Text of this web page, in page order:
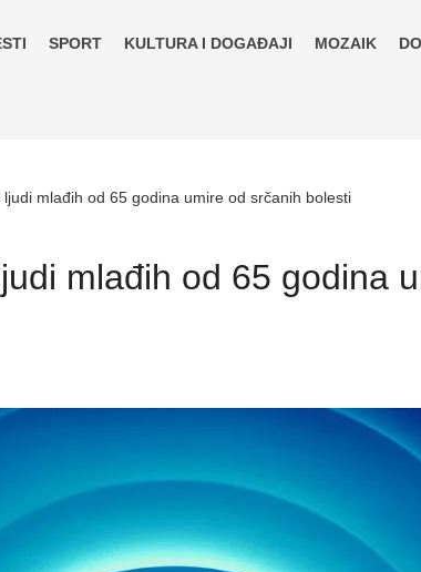
SPORT KULTURA I DOGAĐAJI MOZAIK
ljudi mlađih od 65 godina umire od srčanih bolesti
mlađih od 65 godina